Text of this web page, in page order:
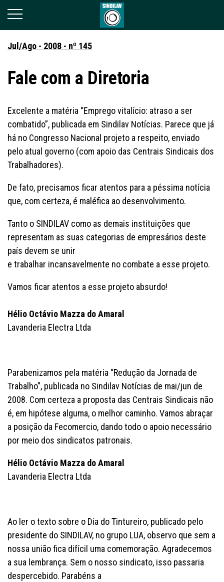
Jul/Ago - 2008 - nº 145
Fale com a Diretoria
Excelente a matéria “Emprego vitalício: atraso a ser
combatido”, publicada em Sindilav Notícias. Parece que já
há no Congresso Nacional projeto a respeito, enviado
pelo atual governo (com apoio das Centrais Sindicais dos
Trabalhadores).
De fato, precisamos ficar atentos para a péssima notícia
que, com certeza, é maléfica ao desenvolvimento.
Tanto o SINDILAV como as demais instituições que
representam as suas categorias de empresários deste
país devem se unir
e trabalhar incansavelmente no combate a esse projeto.
Vamos ficar atentos a esse projeto absurdo!
Hélio Octávio Mazza do Amaral
Lavanderia Electra Ltda
Parabenizamos pela matéria “Redução da Jornada de
Trabalho”, publicada no Sindilav Notícias de mai/jun de
2008. Com certeza a proposta das Centrais Sindicais não
é, em hipótese alguma, o melhor caminho. Vamos abraçar
a posição da Fecomercio, dando todo o apoio necessário
por meio dos sindicatos patronais.
Hélio Octávio Mazza do Amaral
Lavanderia Electra Ltda
Ao ler o texto sobre o Dia do Tintureiro, publicado pelo
presidente do SINDILAV, no grupo LUA, observo que sem a
nossa união fica difícil uma comemoração. Agradecemos
a sua lembrança. Sem o nosso sindicato, isso passaria
despercebido. Parabéns a